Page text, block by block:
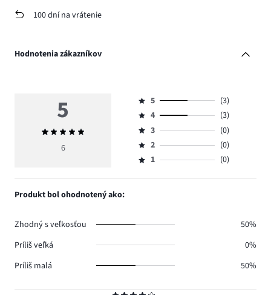
100 dní na vrátenie
Hodnotenia zákazníkov
5
Priemerné
hodnotenie
6
Hodnotenie
5,
počet
hlasov
3.
5
(3)
Hodnotenie
4,
počet
hlasov
4
(3)
Hodnotenie
3,
počet
3
(0)
Hodnotenie
2,
2
(0)
Hodnotenie
1,
1 (0)
Produkt bol ohodnotený ako:
Zhodný s veľkosťou
50%
Príliš veľká
0%
Príliš malá
50%